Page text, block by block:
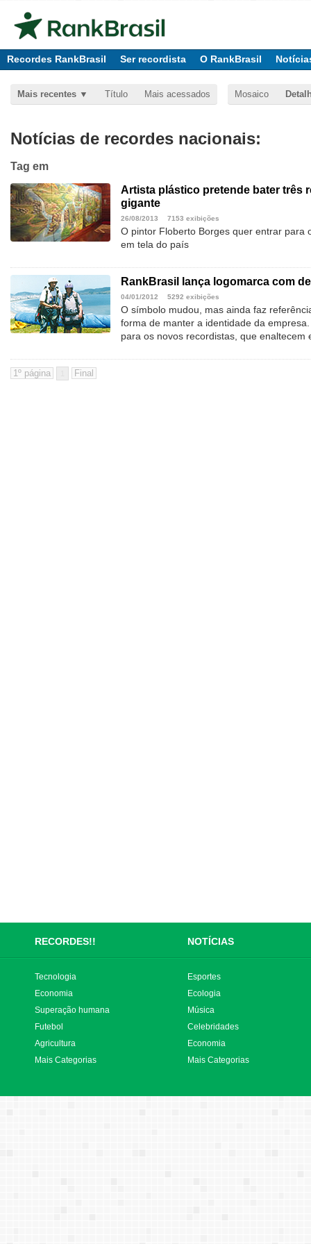
Recordes RankBrasil Ser recordista O RankBrasil
Mais recentes Título Mais acessados Mosaico
Notícias de recordes nacionais:
Tag em
Artista plástico pretende bater três
gigante
26/08/2013 7153 exibições
O pintor Floberto Borges quer entrar para
em tela do país
RankBrasil lança logomarca com
04/01/2012 5292 exibições
O símbolo mudou, mas ainda faz
forma de manter a identidade da
para os novos recordistas, que enaltecem
RECORDES!! NOTÍCIAS
Tecnologia
Economia
Superação humana
Futebol
Agricultura
Mais Categorias
Esportes
Ecologia
Música
Celebridades
Economia
Mais Categorias